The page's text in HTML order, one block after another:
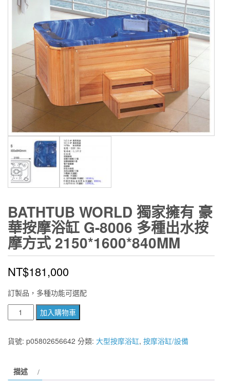
BATHTUB WORLD 獨家擁有 豪
華按摩浴缸 G-8006 多種出水按
摩方式 2150*1600*840MM
NT$181,000
訂製品，多種功能可選配
BATHTUB
WORLD
獨
家
有
加入購物車
貨號: p05802656642 分類: 大型按摩浴缸, 按摩浴缸/設備
描述